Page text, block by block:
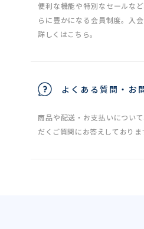
便利な機能や特別なセールな
らに豊かになる会員制度。入
詳しくはこちら。
よくある質問・お
商品や配送・お支払いについ
だくご質問にお答えしておりま